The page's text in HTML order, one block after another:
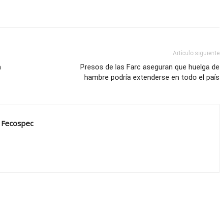
Artículo siguiente
Presos de las Farc aseguran que huelga de
hambre podría extenderse en todo el país